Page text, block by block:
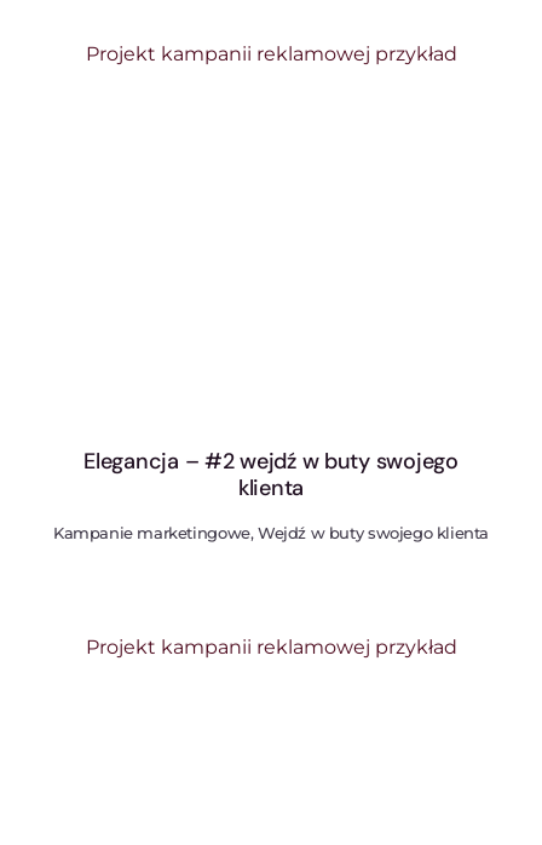
Projekt kampanii reklamowej przykład
Elegancja – #2 wejdź w buty swojego
klienta
Kampanie marketingowe, Wejdź w buty swojego klienta
Projekt kampanii reklamowej przykład